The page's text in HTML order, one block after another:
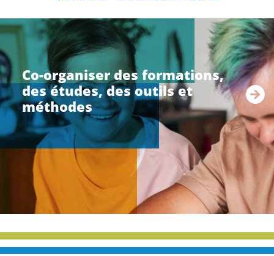
Co-organiser des formations,
des études, des outils et
méthodes
li
r
e
u
i
t
e